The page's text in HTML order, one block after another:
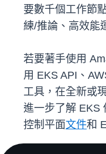
要數千個工作節
練/推論、高效能
若要著手使用
用 EKS API、
工具，在全新或
進一步了解 EKS
控制平面文件和